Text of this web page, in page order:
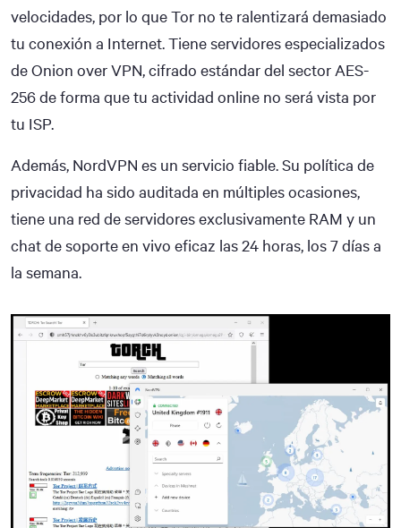
velocidades, por lo que Tor no te ralentizará demasiado
tu conexión a Internet. Tiene servidores especializados
de Onion over VPN, cifrado estándar del sector AES-
256 de forma que tu actividad online no será vista por
tu ISP.
Además, NordVPN es un servicio fiable. Su política de
privacidad ha sido auditada en múltiples ocasiones,
tiene una red de servidores exclusivamente RAM y un
chat de soporte en vivo eficaz las 24 horas, los 7 días a
la semana.